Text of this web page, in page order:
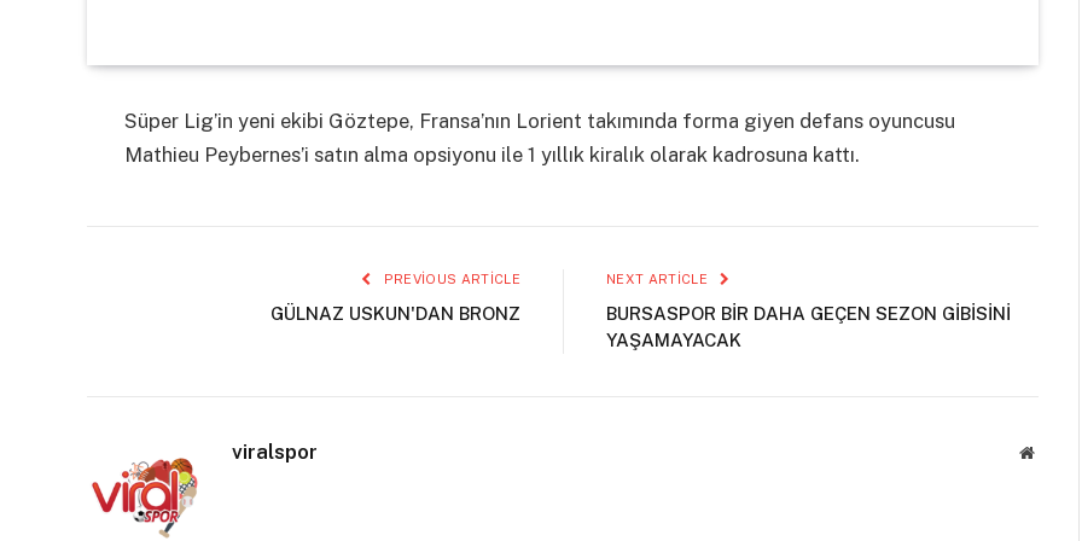
Süper Lig’in yeni ekibi Göztepe, Fransa’nın Lorient takımında forma giyen defans oyuncusu
Mathieu Peybernes’i satın alma opsiyonu ile 1 yıllık kiralık olarak kadrosuna kattı.
PREVIOUS ARTICLE
GÜLNAZ USKUN'DAN BRONZ
NEXT ARTICLE
BURSASPOR BİR DAHA GEÇEN SEZON GİBİSİNİ
YAŞAMAYACAK
viralspor Website